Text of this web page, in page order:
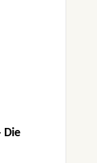
Die